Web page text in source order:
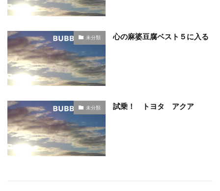
未分類 心の麻婆豆腐ベスト５に入る
未分類 試乗！ トヨタ アクア